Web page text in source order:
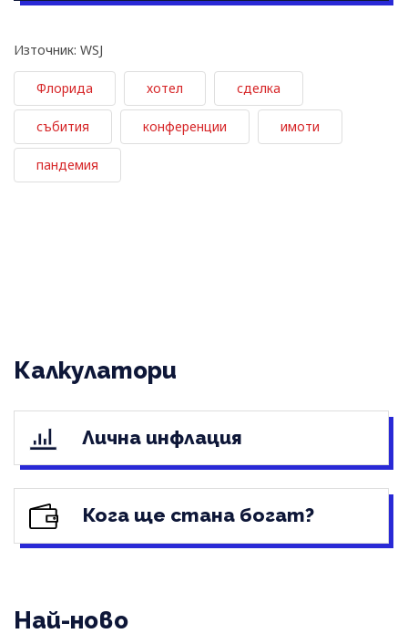
Източник: WSJ
Флорида хотел сделка
събития конференции имоти
пандемия
Калкулатори
Лична инфлация
Кога ще стана богат?
Най-ново